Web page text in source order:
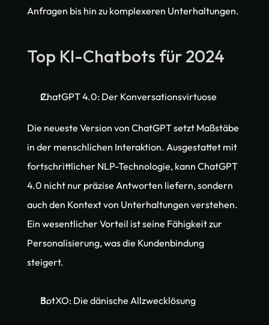
Anfragen bis hin zu komplexeren Unterhaltungen.
Top KI-Chatbots für 2024
ChatGPT 4.0: Der Konversationsvirtuose
Die neueste Version von ChatGPT setzt Maßstäbe
in der menschlichen Interaktion. Ausgestattet mit
fortschrittlicher NLP-Technologie, kann ChatGPT
4.0 nicht nur präzise Antworten liefern, sondern
auch den Kontext von Unterhaltungen verstehen.
Ein wesentlicher Vorteil ist seine Fähigkeit zur
Personalisierung, was die Kundenbindung
steigert.
BotXO: Die dänische Allzwecklösung